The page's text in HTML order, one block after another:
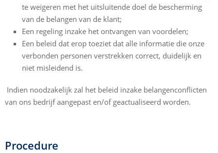
te weigeren met het uitsluitende doel de bescherming
van de belangen van de klant;
Een regeling inzake het ontvangen van voordelen;
Een beleid dat erop toeziet dat alle informatie die onze
verbonden personen verstrekken correct, duidelijk en
niet misleidend is.
Indien noodzakelijk zal het beleid inzake belangenconflicten
van ons bedrijf aangepast en/of geactualiseerd worden.
Procedure